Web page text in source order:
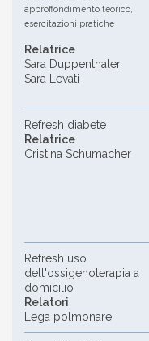
approffondimento teorico,
esercitazioni pratiche
Relatrice
Sara Duppenthaler
Sara Levati
Refresh diabete
Relatrice
Cristina Schumacher
Refresh uso
dell'ossigenoterapia a
domicilio
Relatori
Lega polmonare